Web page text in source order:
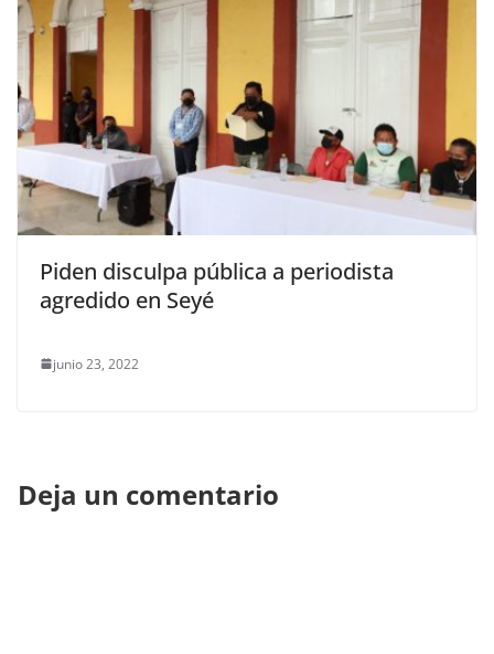
Piden disculpa pública a periodista
agredido en Seyé
junio 23, 2022
Deja un comentario